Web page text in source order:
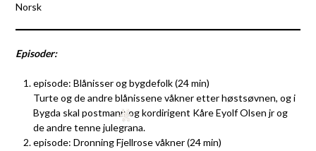
Norsk
Episoder:
episode: Blånisser og bygdefolk (24 min)
Turte og de andre blånissene våkner etter høstsøvnen, og i
Bygda skal postmann og kordirigent Kåre Eyolf Olsen jr og
de andre tenne julegrana.
episode: Dronning Fjellrose våkner (24 min)